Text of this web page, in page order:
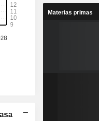
Materias primas